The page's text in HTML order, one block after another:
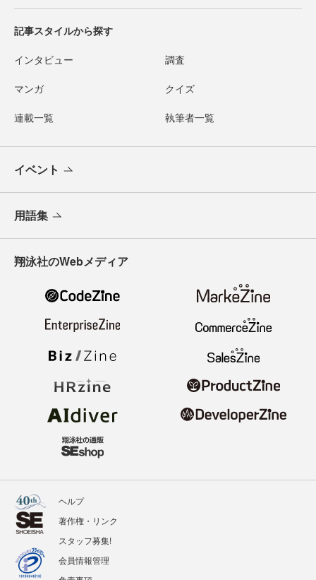
記事スタイルから探す
インタビュー 調査
マンガ クイズ
連載一覧 執筆者一覧
イベント
用語集
翔泳社のWebメディア
ヘルプ
著作権・リンク
スタッフ募集!
会員情報管理